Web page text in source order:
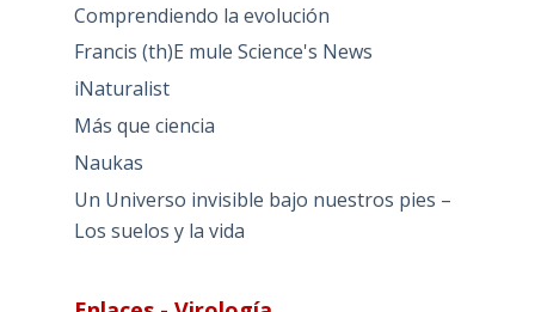
Comprendiendo la evolución
Francis (th)E mule Science's News
iNaturalist
Más que ciencia
Naukas
Un Universo invisible bajo nuestros pies –
Los suelos y la vida